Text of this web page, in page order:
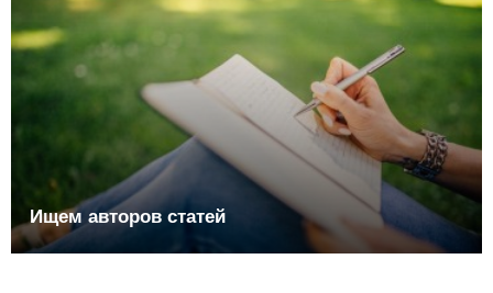
Ищем авторов статей